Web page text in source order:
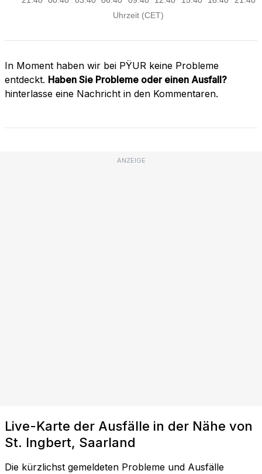
In Moment haben wir bei PŸUR keine Probleme
entdeckt. Haben Sie Probleme oder einen Ausfall?
hinterlasse eine Nachricht in den Kommentaren.
ANZEIGE
Live-Karte der Ausfälle in der Nähe von
St. Ingbert, Saarland
Die kürzlichst gemeldeten Probleme und Ausfälle